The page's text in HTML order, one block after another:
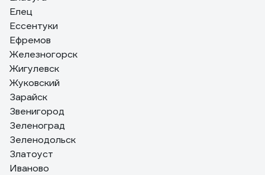
Елец
Ессентуки
Ефремов
Железногорск
Жигулевск
Жуковский
Зарайск
Звенигород
Зеленоград
Зеленодольск
Златоуст
Иваново